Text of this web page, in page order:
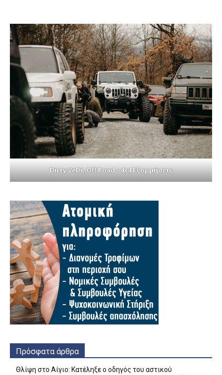
Dirty VeDi, Off Road - 4x4 Εξορμήσεις
Πρόσφατα άρθρα
Θλίψη στο Αίγιο: Κατέληξε ο οδηγός του αστικού